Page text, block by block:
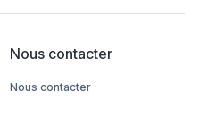
Nous contacter
Nous contacter